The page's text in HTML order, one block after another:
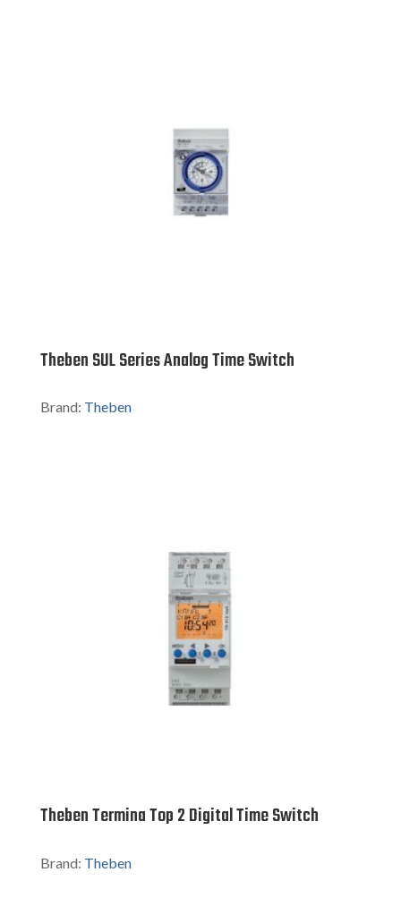
Theben SUL Series Analog Time Switch
Brand: Theben
Theben Termina Top 2 Digital Time Switch
Brand: Theben